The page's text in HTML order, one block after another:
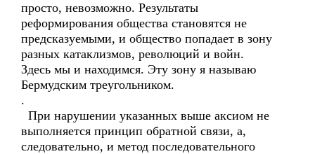
просто, невозможно. Результаты
реформирования общества становятся не
предсказуемыми, и общество попадает в зону
разных катаклизмов, революций и войн.
Здесь мы и находимся. Эту зону я называю
Бермудским треугольником.
.
При нарушении указанных выше аксиом не
выполняется принцип обратной связи, а,
следовательно, и метод последовательного